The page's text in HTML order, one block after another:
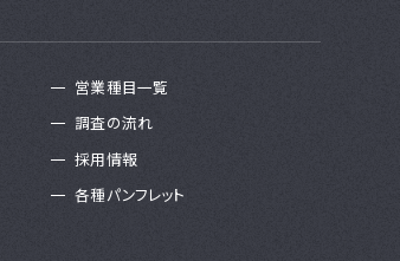
営業種目一覧
調査の流れ
採用情報
各種パンフレット